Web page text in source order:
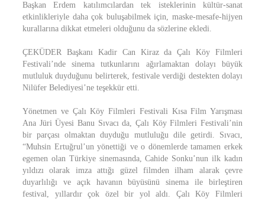
Başkan Erdem katılımcılardan tek isteklerinin kültür-sanat
etkinlikleriyle daha çok buluşabilmek için, maske-mesafe-hijyen
kurallarına dikkat etmeleri olduğunu da sözlerine ekledi.
ÇEKÜDER Başkanı Kadir Can Kiraz da Çalı Köy Filmleri
Festivali’nde sinema tutkunlarını ağırlamaktan dolayı büyük
mutluluk duyduğunu belirterek, festivale verdiği destekten dolayı
Nilüfer Belediyesi’ne teşekkür etti.
Yönetmen ve Çalı Köy Filmleri Festivali Kısa Film Yarışması
Ana Jüri Üyesi Banu Sıvacı da, Çalı Köy Filmleri Festivali’nin
bir parçası olmaktan duyduğu mutluluğu dile getirdi. Sıvacı,
“Muhsin Ertuğrul’un yönettiği ve o dönemlerde tamamen erkek
egemen olan Türkiye sinemasında, Cahide Sonku’nun ilk kadın
yıldızı olarak imza attığı güzel filmden ilham alarak çevre
duyarlılığı ve açık havanın büyüsünü sinema ile birleştiren
festival, yıllardır çok özel bir yol aldı. Çalı Köy Filmleri